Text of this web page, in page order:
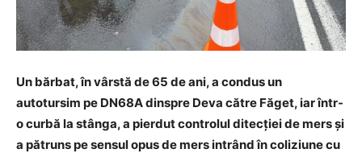
Un bărbat, în vârstă de 65 de ani, a condus un
autotursim pe DN68A dinspre Deva către Făget, iar într-
o curbă la stânga, a pierdut controlul ditecției de mers și
a pătruns pe sensul opus de mers intrând în coliziune cu